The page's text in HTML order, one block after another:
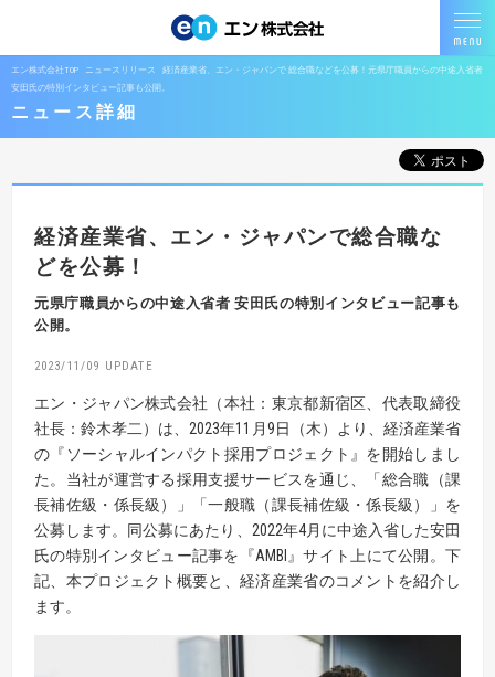
エン株式会社TOP ニュースリリース
経済産業省、エン・ジャパンで 総合職などを公募！元県庁職員からの中途入省者
安田氏の特別インタビュー記事も公開。
ニュース詳細
経済産業省、エン・ジャパンで総合職な
どを公募！
元県庁職員からの中途入省者 安田氏の特別インタビュー記事も
公開。
2023/11/09
エン・ジャパン株式会社（本社：東京都新宿区、代表取締役
社長：鈴木孝二）は、2023年11月9日（木）より、経済産業省
の『ソーシャルインパクト採用プロジェクト』を開始しまし
た。当社が運営する採用支援サービスを通じ、「総合職（課
長補佐級・係長級）」「一般職（課長補佐級・係長級）」を
公募します。同公募にあたり、2022年4月に中途入省した安田
氏の特別インタビュー記事を『AMBI』サイト上にて公開。下
記、本プロジェクト概要と、経済産業省のコメントを紹介し
ます。